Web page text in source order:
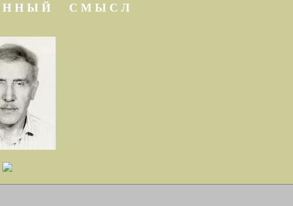
Н Н Ы Й С М Ы С Л